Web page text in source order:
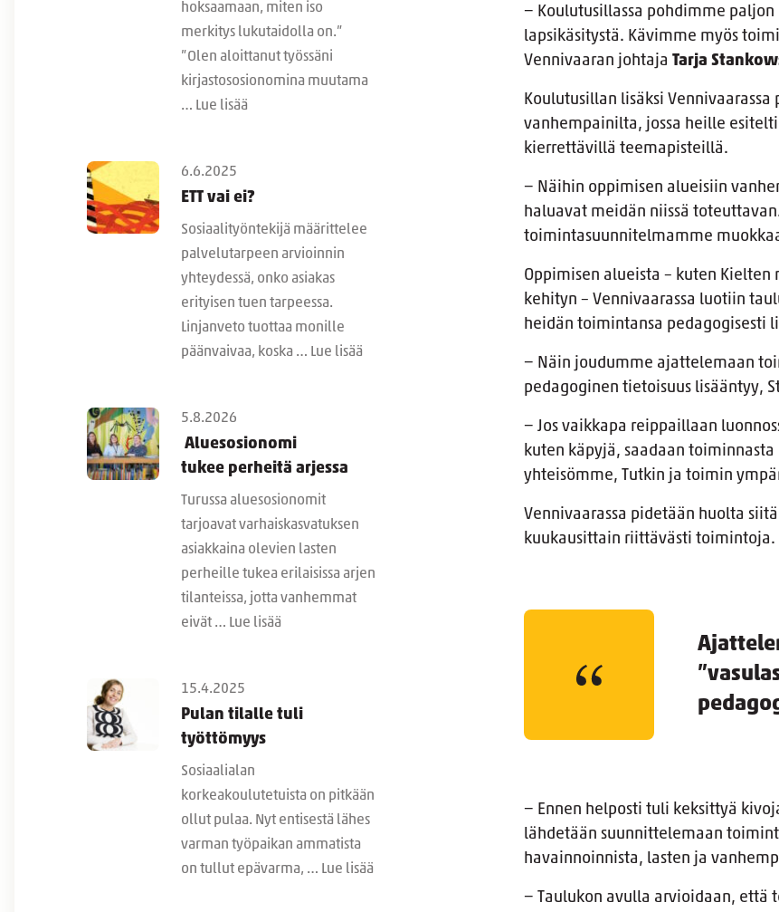
hoksaamaan, miten iso
merkitys lukutaidolla on.”
”Olen aloittanut työssäni
kirjastososionomina muutama
… Lue lisää
6.6.2025
ETT vai ei?
Sosiaalityöntekijä määrittelee
palvelutarpeen arvioinnin
yhteydessä, onko asiakas
erityisen tuen tarpeessa.
Linjanveto tuottaa monille
päänvaivaa, koska … Lue lisää
5.8.2026
Aluesosionomi
tukee perheitä arjessa
Turussa aluesosionomit
tarjoavat varhaiskasvatuksen
asiakkaina olevien lasten
perheille tukea erilaisissa arjen
tilanteissa, jotta vanhemmat
eivät … Lue lisää
15.4.2025
Pulan tilalle tuli
työttömyys
Sosiaalialan
korkeakoulutetuista on pitkään
ollut pulaa. Nyt entisestä lähes
varman työpaikan ammatista
on tullut epävarma, … Lue lisää
− Koulutusillassa pohdimme paljon
lapsikäsitystä. Kävimme myös
Vennivaaran johtaja Tarja
Koulutusillan lisäksi
vanhempainilta, jossa heille
kierrettävillä teemapisteillä.
− Näihin oppimisen alueisiin
haluavat meidän niissä
toimintasuunnitelmamme
Oppimisen alueista – kuten
kehityn – Vennivaarassa luotiin
heidän toimintansa pedagogisesti
− Näin joudumme ajattelemaan
pedagoginen tietoisuus lisääntyy,
− Jos vaikkapa reippaillaan
kuten käpyjä, saadaan
yhteisömme, Tutkin ja toimin
Vennivaarassa pidetään huolta
kuukausittain riittävästi toimintoja.
− Ennen helposti tuli keksittyä
lähdetään suunnittelemaan
havainnoinnista, lasten ja
− Taulukon avulla arvioidaan,